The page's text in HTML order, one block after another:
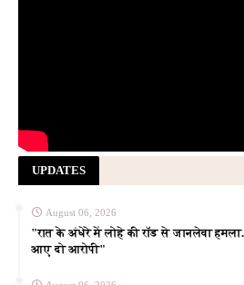
UPDATES
August 06, 2026
"रात के अंधेरे में लोहे की रॉड से जानलेवा
आए दो आरोपी"